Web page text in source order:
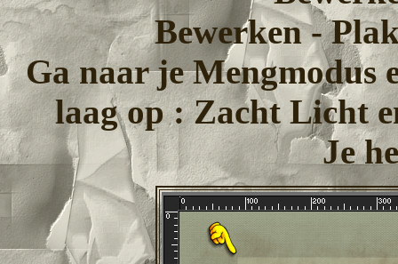
Bewerken -
Ga naar je Mengmodus
laag op : Zacht Licht
Je